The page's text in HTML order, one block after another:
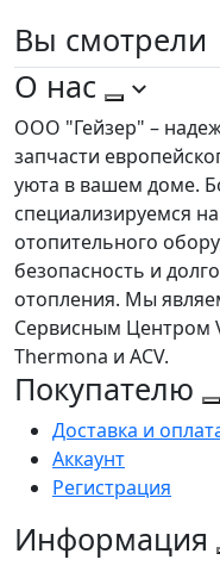
Вы смотрели
О нас
ООО "Гейзер" –
запчасти
уюта в вашем доме.
специализируемся
отопительного
безопасность и
отопления. Мы
Сервисным Центром
Thermona и ACV.
Покупателю
Доставка и
Аккаунт
Регистрация
Информация